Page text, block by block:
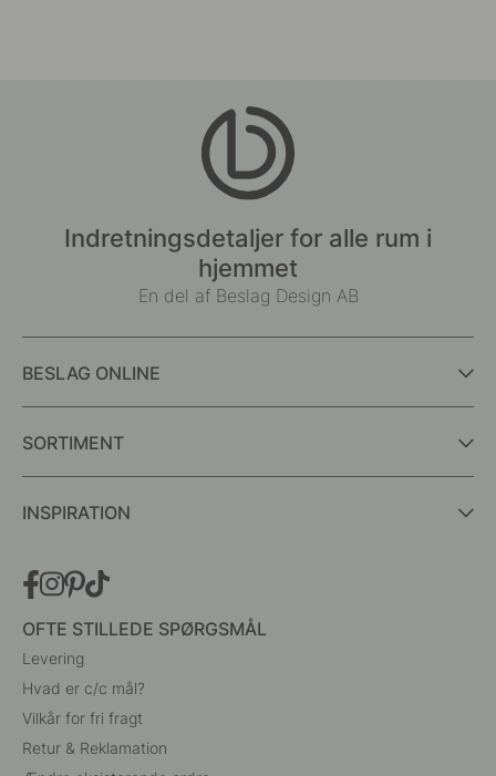
Indretningsdetaljer for alle rum i
hjemmet
En del af Beslag Design AB
BESLAG ONLINE
SORTIMENT
INSPIRATION
OFTE STILLEDE SPØRGSMÅL
Levering
Hvad er c/c mål?
Vilkår for fri fragt
Retur & Reklamation